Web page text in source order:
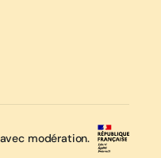
modération.